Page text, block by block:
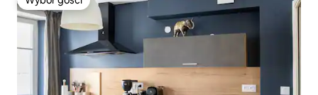
Wybór gości